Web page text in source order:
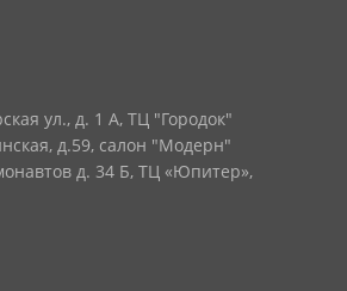
ул., д. 1 А, ТЦ "Городок"
д.59, салон "Модерн"
д. 34 Б, ТЦ «Юпитер»,